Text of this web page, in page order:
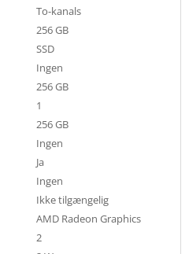
To-kanals
256 GB
SSD
Ingen
256 GB
1
256 GB
Ingen
Ja
Ingen
Ikke tilgængelig
AMD Radeon Graphics
2